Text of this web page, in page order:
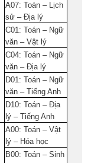
A07: Toán – Lịch
sử – Địa lý
C01: Toán – Ngữ
văn – Vật lý
C04: Toán – Ngữ
văn – Địa lý
D01: Toán – Ngữ
văn – Tiếng Anh
D10: Toán – Địa
lý – Tiếng Anh
A00: Toán – Vật
lý – Hóa học
B00: Toán – Sinh